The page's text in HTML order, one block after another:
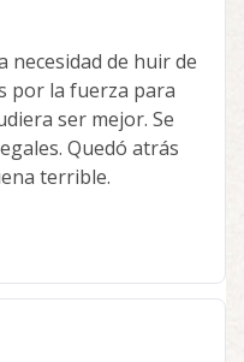
necesidad de huir de
por la fuerza para
ser mejor. Se
Quedó atrás
terrible.